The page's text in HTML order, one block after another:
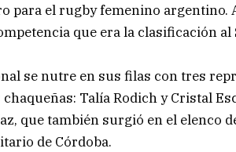
para el rugby femenino
que era la clasificación
se nutre en sus filas con tres
Talía Rodich y Cristal
que también surgió en el elenco
de Córdoba.